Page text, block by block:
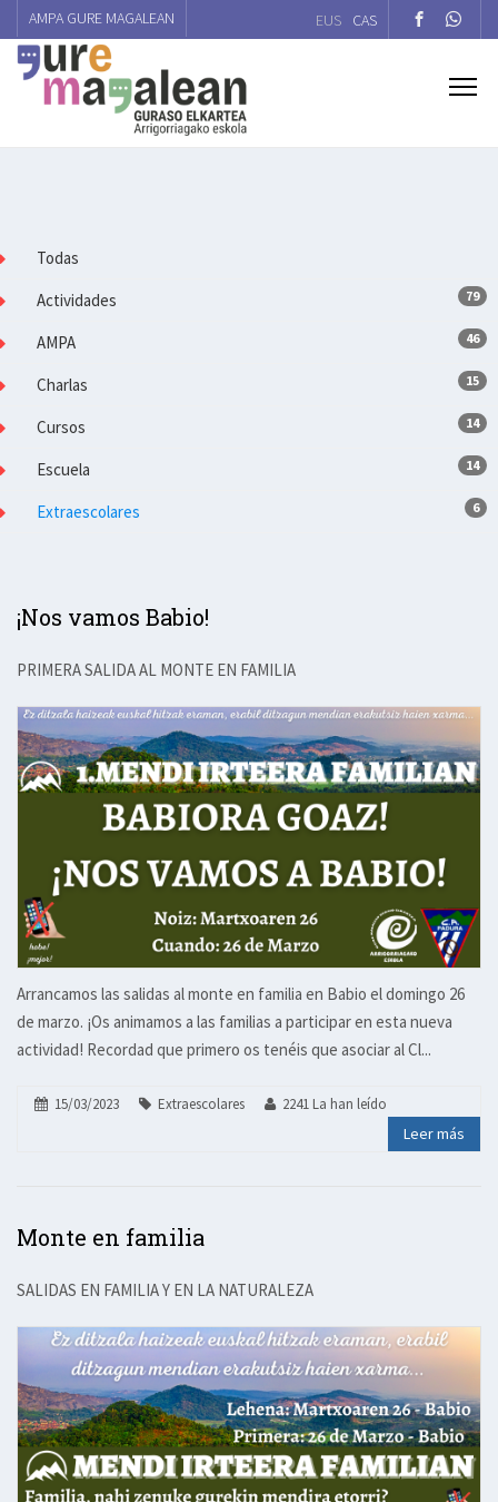
AMPA GURE MAGALEAN EUS CAS
Todas
Actividades
79
AMPA 46
Charlas 15
Cursos 14
Escuela 14
Extraescolares 6
¡Nos vamos Babio!
PRIMERA SALIDA AL MONTE EN FAMILIA
Arrancamos las salidas al monte en familia en Babio el domingo 26
de marzo. ¡Os animamos a las familias a participar en esta nueva
actividad! Recordad que primero os tenéis que asociar al Cl...
15/03/2023 Extraescolares 2241 La han leído
Leer más
Monte en familia
SALIDAS EN FAMILIA Y EN LA NATURALEZA